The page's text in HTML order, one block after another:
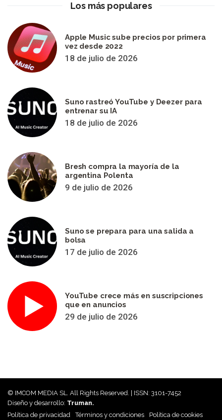
Los más populares
Apple Music sube precios por primera
vez desde 2022
18 de julio de 2026
Suno rastreó YouTube y Deezer para
entrenar su IA
18 de julio de 2026
Bresh compra la mayoría de la
argentina Polenta
9 de julio de 2026
Suno se prepara para una salida a
bolsa
17 de julio de 2026
YouTube crece más en suscripciones
que en anuncios
29 de julio de 2026
© IMCOM MEDIA SL. All Rights Reserved. | ISSN: 3101-7452
Diseño y desarrollo: Truman.
Política de privacidad
Términos y condiciones Política de cookies